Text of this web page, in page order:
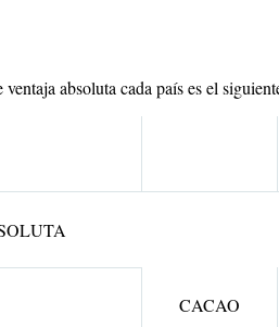
absoluta cada país es el
CACAO